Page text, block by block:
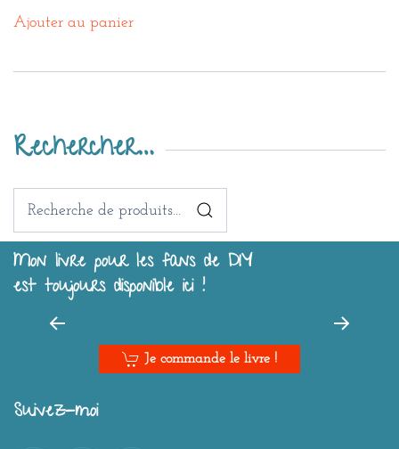
Ajouter au panier
Rechercher…
Recherche
Mon livre pour les fans de DIY
est toujours disponible ici !
Je commande le livre !
Suivez-moi